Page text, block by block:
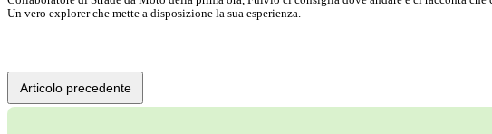
Un vero explorer che mette a disposizione la sua esperienza.
Articolo precedente